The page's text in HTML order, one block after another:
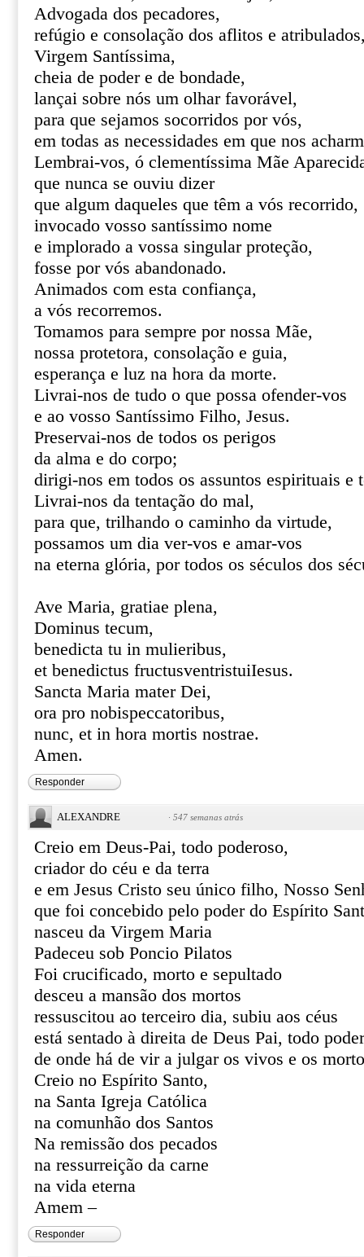
Advogada dos pecadores,
refúgio e consolação dos aflitos e
Virgem Santíssima,
cheia de poder e de bondade,
lançai sobre nós um olhar favorável,
para que sejamos socorridos por vós,
em todas as necessidades em que nos
Lembrai-vos, ó clementíssima Mãe
que nunca se ouviu dizer
que algum daqueles que têm a vós recorrido,
invocado vosso santíssimo nome
e implorado a vossa singular proteção,
fosse por vós abandonado.
Animados com esta confiança,
a vós recorremos.
Tomamos para sempre por nossa Mãe,
nossa protetora, consolação e guia,
esperança e luz na hora da morte.
Livrai-nos de tudo o que possa ofender-vos
e ao vosso Santíssimo Filho, Jesus.
Preservai-nos de todos os perigos
da alma e do corpo;
dirigi-nos em todos os assuntos espirituais e
Livrai-nos da tentação do mal,
para que, trilhando o caminho da virtude,
possamos um dia ver-vos e amar-vos
na eterna glória, por todos os séculos dos
Ave Maria, gratiae plena,
Dominus tecum,
benedicta tu in mulieribus,
et benedictus fructusventristuiIesus.
Sancta Maria mater Dei,
ora pro nobispeccatoribus,
nunc, et in hora mortis nostrae.
Amen.
Responder
ALEXANDRE · 547 semanas atrás
Creio em Deus-Pai, todo poderoso,
criador do céu e da terra
e em Jesus Cristo seu único filho, Nosso
que foi concebido pelo poder do Espírito
nasceu da Virgem Maria
Padeceu sob Poncio Pilatos
Foi crucificado, morto e sepultado
desceu a mansão dos mortos
ressuscitou ao terceiro dia, subiu aos céus
está sentado à direita de Deus Pai, todo
de onde há de vir a julgar os vivos e os
Creio no Espírito Santo,
na Santa Igreja Católica
na comunhão dos Santos
Na remissão dos pecados
na ressurreição da carne
na vida eterna
Amem –
Responder